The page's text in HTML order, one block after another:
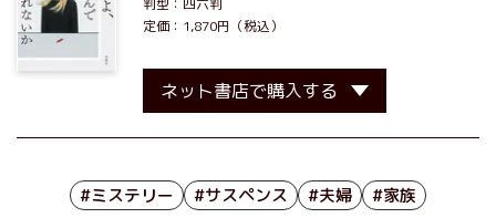
定価：1,870円（税込）
ネット書店で購入する
#ミステリー #サスペンス #夫婦 #家族